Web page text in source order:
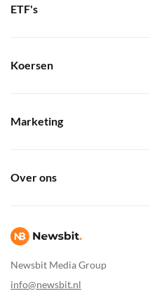
Newsbit Media Group
info@newsbit.nl
ETF's
Koersen
Marketing
Over ons